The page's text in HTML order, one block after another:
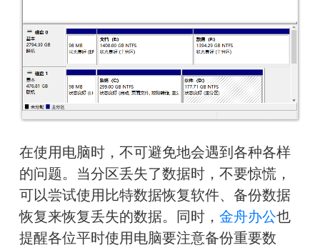
在使用电脑时，不可避免地会遇到各种各样
的问题。当分区丢失了数据时，不要惊慌，
可以尝试使用比特数据恢复软件、备份数据
恢复来恢复丢失的数据。同时， 金舟办公也
提醒各位平时使用电脑要注意备份重要数